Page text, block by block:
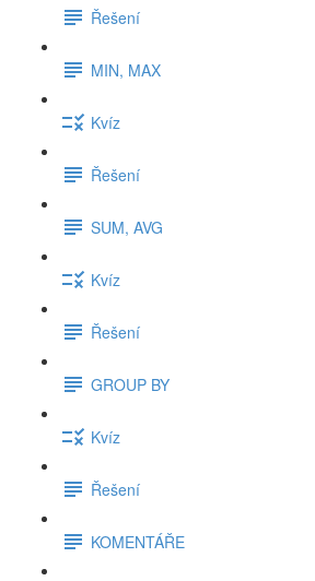
Řešení
MIN, MAX
Kvíz
Řešení
SUM, AVG
Kvíz
Řešení
GROUP BY
Kvíz
Řešení
KOMENTÁŘE